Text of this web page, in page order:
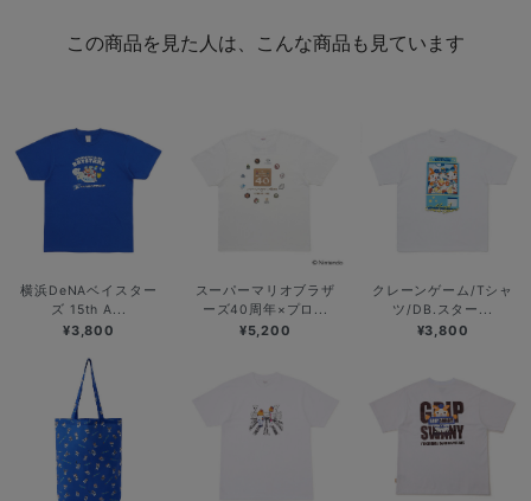
この商品を見た人は、こんな商品も見ています
横浜DeNAベイスター
ズ 15th A...
¥3,800
スーパーマリオブラザ
ーズ40周年×プロ...
¥5,200
クレーンゲーム/Tシャ
ツ/DB.スター...
¥3,800